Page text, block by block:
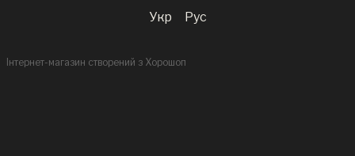
Укр Рус
Інтернет-магазин створений з Хорошоп